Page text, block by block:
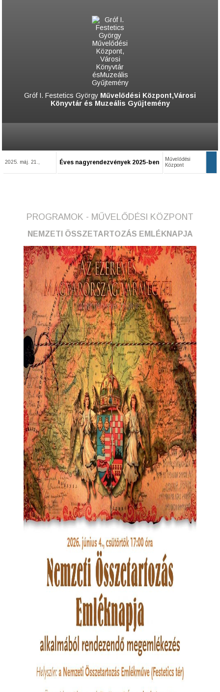
Gróf I. Festetics György Művelődési Központ,Városi
Könyvtár és Muzeális Gyűjtemény
2025. máj. 21., Éves nagyrendezvények 2025-ben
Művelődési
Központ
PROGRAMOK - MŰVELŐDÉSI KÖZPONT
NEMZETI ÖSSZETARTOZÁS EMLÉKNAPJA